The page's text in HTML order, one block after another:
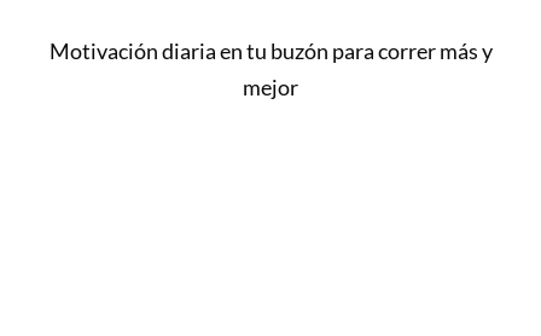
Motivación diaria en tu buzón para correr más y
mejor